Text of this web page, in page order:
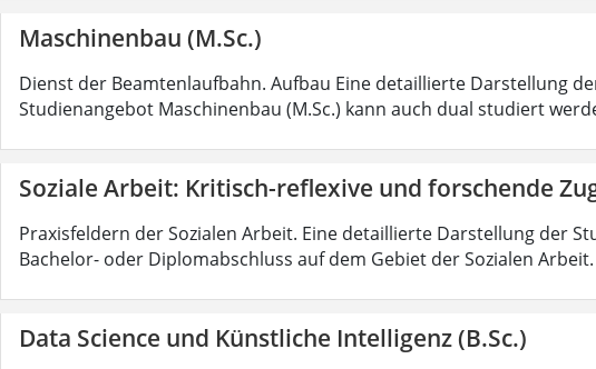
Maschinenbau (M.Sc.)
Dienst der Beamtenlaufbahn. Aufbau Eine detaillierte Darstellung
Studienangebot Maschinenbau (M.Sc.) kann auch dual studiert
Soziale Arbeit: Kritisch-reflexive und forschende
Praxisfeldern der Sozialen Arbeit. Eine detaillierte Darstellung der
Bachelor- oder Diplomabschluss auf dem Gebiet der Sozialen
Data Science und Künstliche Intelligenz (B.Sc.)